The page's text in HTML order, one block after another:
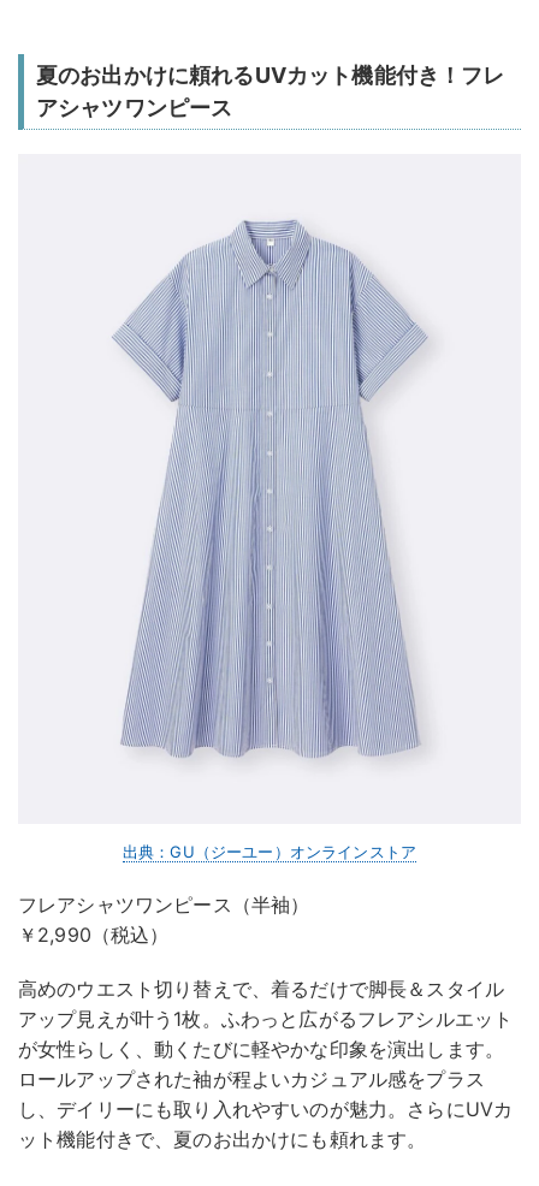
夏のお出かけに頼れるUVカット機能付き！フレ
アシャツワンピース
出典：GU（ジーユー）オンラインストア
フレアシャツワンピース（半袖）
￥2,990（税込）
高めのウエスト切り替えで、着るだけで脚長＆スタイル
アップ見えが叶う1枚。ふわっと広がるフレアシルエット
が女性らしく、動くたびに軽やかな印象を演出します。
ロールアップされた袖が程よいカジュアル感をプラス
し、デイリーにも取り入れやすいのが魅力。さらにUVカ
ット機能付きで、夏のお出かけにも頼れます。